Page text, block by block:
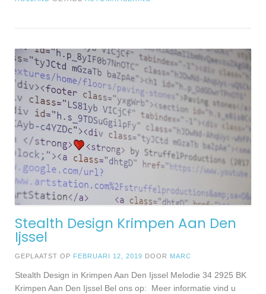
Stealth Design Krimpen Aan Den
Ijssel
GEPLAATST OP FEBRUARI 12, 2019 DOOR MARC
Stealth Design in Krimpen Aan Den Ijssel Melodie 34 2925 BK
Krimpen Aan Den Ijssel Bel ons op: Meer informatie vind u